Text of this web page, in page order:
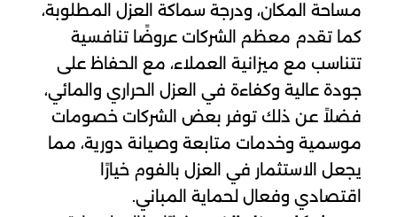
مساحة المكان، ودرجة سماكة العزل المطلوبة،
كما تقدم معظم الشركات عروضًا تنافسية
تتناسب مع ميزانية العملاء، مع الحفاظ على
جودة عالية وكفاءة في العزل الحراري والمائي،
فضلاً عن ذلك توفر بعض الشركات خصومات
موسمية وخدمات متابعة وصيانة دورية، مما
يجعل الاستثمار في العزل بالفوم خيارًا
اقتصادي وفعال لحماية المباني.